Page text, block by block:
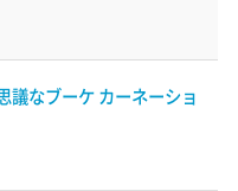
議なブーケ カーネーショ